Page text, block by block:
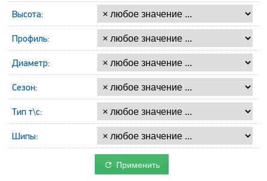
Высота:
Профиль:
Диаметр:
Сезон:
Тип т\с:
Шипы:
Применить